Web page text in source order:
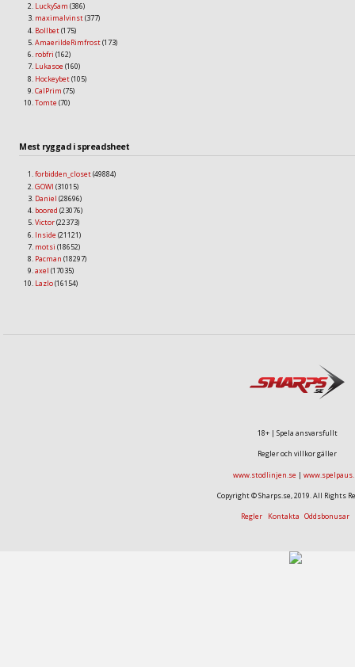
LuckySam (386)
maximalvinst(377)
Bollbet(175)
AmaerildeRimfrost(173)
robfri (162)
Lukasoe (160)
Hockeybet(105)
CalPrim (75)
Tomte (70)
Mest ryggad i spreadsheet
forbidden_closet(49884)
GOWI (31015)
Daniel (28696)
boored (23076)
Victor(22373)
Inside (21121)
motsi (18652)
Pacman (18297)
axel (17035)
Lazlo(16154)
18+ | Spela ansvarsfullt
Regler och villkor gäller
www.stodlinjen.se |
Copyright © Sharps.se, 2019. All Rights
Regler Kontakta Oddsbonusar